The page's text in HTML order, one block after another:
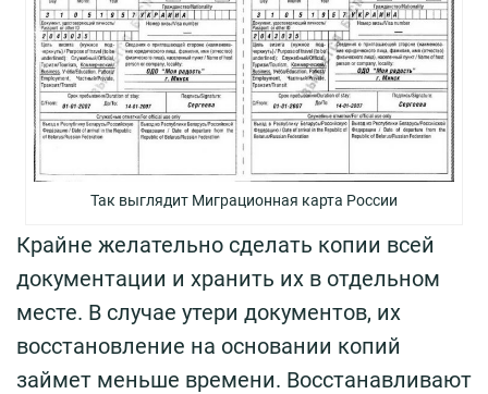
Так выглядит Миграционная карта России
Крайне желательно сделать копии всей
документации и хранить их в отдельном
месте. В случае утери документов, их
восстановление на основании копий
займет меньше времени. Восстанавливают